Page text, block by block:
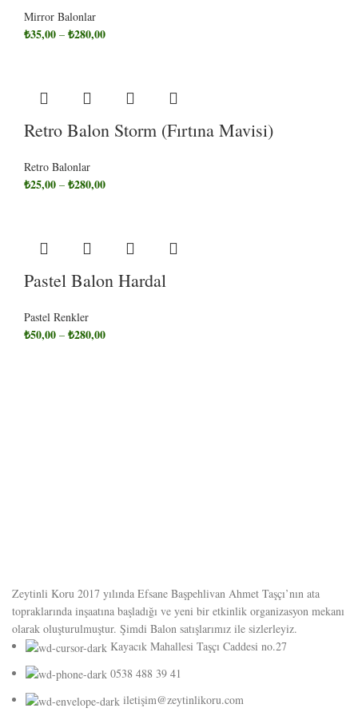
Mirror Balonlar
₺35,00 – ₺280,00
Retro Balon Storm (Fırtına Mavisi)
Retro Balonlar
₺25,00 – ₺280,00
Pastel Balon Hardal
Pastel Renkler
₺50,00 – ₺280,00
Zeytinli Koru 2017 yılında Efsane Başpehlivan Ahmet Taşçı’nın ata
topraklarında inşaatına başladığı ve yeni bir etkinlik organizasyon mekanı
olarak oluşturulmuştur. Şimdi Balon satışlarımız ile sizlerleyiz.
Kayacık Mahallesi Taşçı Caddesi no.27
0538 488 39 41
iletişim@zeytinlikoru.com